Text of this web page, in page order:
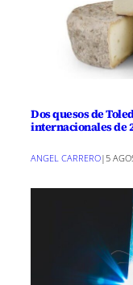
Dos quesos de
internacionales de
ANGEL CARRERO| 5